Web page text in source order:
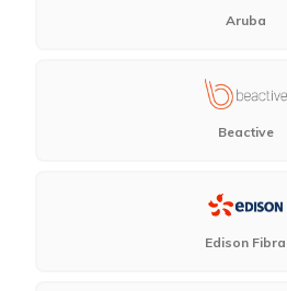
Aruba
Beactive
Edison Fibra